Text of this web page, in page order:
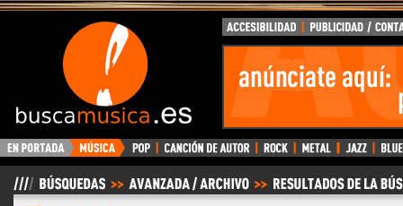
BuscaMusica.es